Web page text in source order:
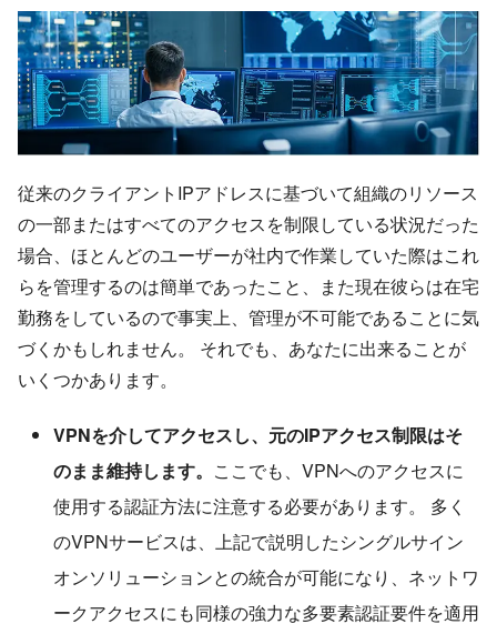
従来のクライアントIPアドレスに基づいて組織のリソース
の一部またはすべてのアクセスを制限している状況だった
場合、ほとんどのユーザーが社内で作業していた際はこれ
らを管理するのは簡単であったこと、また現在彼らは在宅
勤務をしているので事実上、管理が不可能であることに気
づくかもしれません。 それでも、あなたに出来ることが
いくつかあります。
VPNを介してアクセスし、元のIPアクセス制限はそ
のまま維持します。 ここでも、VPNへのアクセスに
使用する認証方法に注意する必要があります。 多く
のVPNサービスは、上記で説明したシングルサイン
オンソリューションとの統合が可能になり、ネットワ
ークアクセスにも同様の強力な多要素認証要件を適用